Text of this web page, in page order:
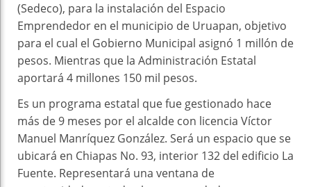
(Sedeco), para la instalación del Espacio
Emprendedor en el municipio de Uruapan, objetivo
para el cual el Gobierno Municipal asignó 1 millón de
pesos. Mientras que la Administración Estatal
aportará 4 millones 150 mil pesos.
Es un programa estatal que fue gestionado hace
más de 9 meses por el alcalde con licencia Víctor
Manuel Manríquez González. Será un espacio que se
ubicará en Chiapas No. 93, interior 132 del edificio La
Fuente. Representará una ventana de